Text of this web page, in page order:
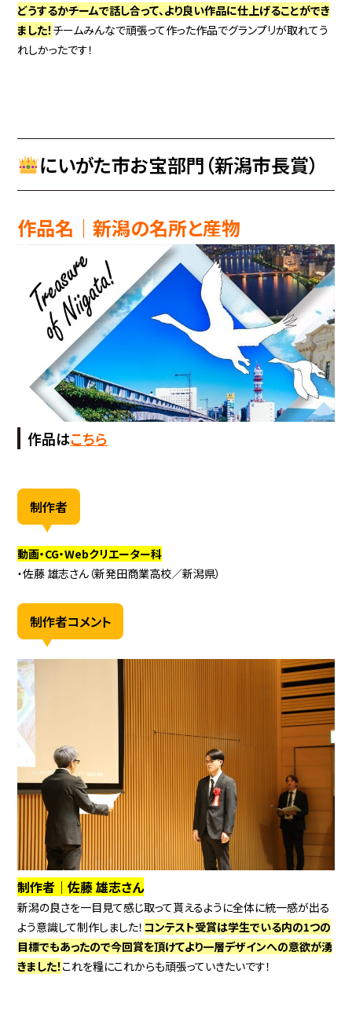
どうするかチームで話し合って、より良い作品に仕上げることができ
ました！チームみんなで頑張って作った作品でグランプリが取れてう
れしかったです！
にいがた市お宝部門（新潟市長賞）
作品名│新潟の名所と産物
作品はこちら
制作者
動画・CG・Webクリエーター科
・佐藤 雄志さん（新発田商業高校／新潟県）
制作者コメント
制作者｜佐藤 雄志さん
新潟の良さを一目見て感じ取って貰えるように全体に統一感が出る
よう意識して制作しました！ コンテスト受賞は学生でいる内の1つの
目標でもあったので今回賞を頂けてより一層デザインへの意欲が湧
きました！これを糧にこれからも頑張っていきたいです！